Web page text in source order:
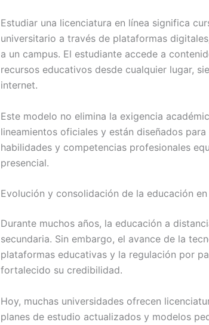
Estudiar una licenciatura en línea significa
universitario a través de plataformas
a un campus. El estudiante accede a
recursos educativos desde cualquier lugar,
internet.
Este modelo no elimina la exigencia
lineamientos oficiales y están diseñados
habilidades y competencias profesionales
presencial.
Evolución y consolidación de la educación en
Durante muchos años, la educación a
secundaria. Sin embargo, el avance de la
plataformas educativas y la regulación por
fortalecido su credibilidad.
Hoy, muchas universidades ofrecen
planes de estudio actualizados y modelos